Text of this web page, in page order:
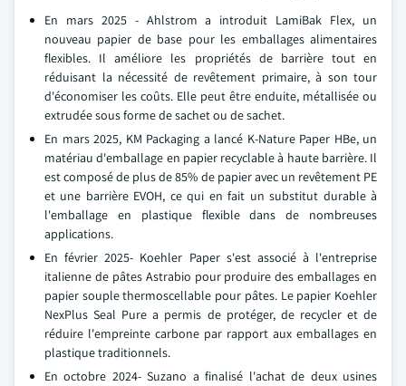
En mars 2025 - Ahlstrom a introduit LamiBak Flex, un
nouveau papier de base pour les emballages alimentaires
flexibles. Il améliore les propriétés de barrière tout en
réduisant la nécessité de revêtement primaire, à son tour
d'économiser les coûts. Elle peut être enduite, métallisée ou
extrudée sous forme de sachet ou de sachet.
En mars 2025, KM Packaging a lancé K-Nature Paper HBe, un
matériau d'emballage en papier recyclable à haute barrière. Il
est composé de plus de 85% de papier avec un revêtement PE
et une barrière EVOH, ce qui en fait un substitut durable à
l'emballage en plastique flexible dans de nombreuses
applications.
En février 2025- Koehler Paper s'est associé à l'entreprise
italienne de pâtes Astrabio pour produire des emballages en
papier souple thermoscellable pour pâtes. Le papier Koehler
NexPlus Seal Pure a permis de protéger, de recycler et de
réduire l'empreinte carbone par rapport aux emballages en
plastique traditionnels.
En octobre 2024- Suzano a finalisé l'achat de deux usines